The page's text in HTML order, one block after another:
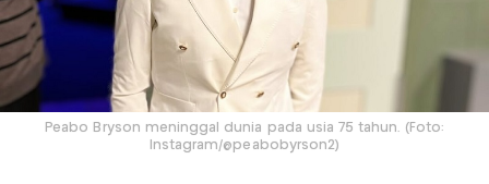
Peabo Bryson meninggal dunia pada usia 75 tahun. (Foto:
Instagram/@peabobyrson2)